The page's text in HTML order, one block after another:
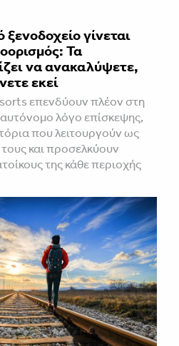
γίνεται
Τα
να ανακαλύψετε,
εκεί
επενδύουν πλέον στη
λόγο επίσκεψης,
που λειτουργούν ως
και προσελκύουν
της κάθε περιοχής